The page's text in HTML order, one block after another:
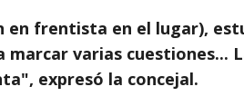
en frentista en el lugar),
varias cuestiones...
expresó la concejal.